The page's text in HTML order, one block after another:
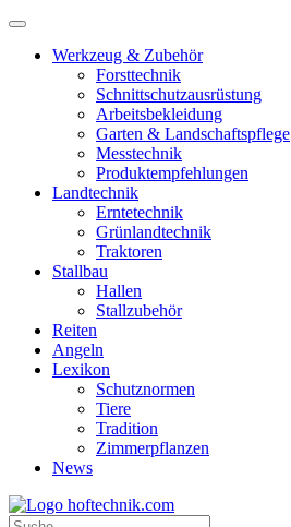
Werkzeug & Zubehör
Forsttechnik
Schnittschutzausrüstung
Arbeitsbekleidung
Garten & Landschaftspflege
Messtechnik
Produktempfehlungen
Landtechnik
Erntetechnik
Grünlandtechnik
Traktoren
Stallbau
Hallen
Stallzubehör
Reiten
Angeln
Lexikon
Schutznormen
Tiere
Tradition
Zimmerpflanzen
News